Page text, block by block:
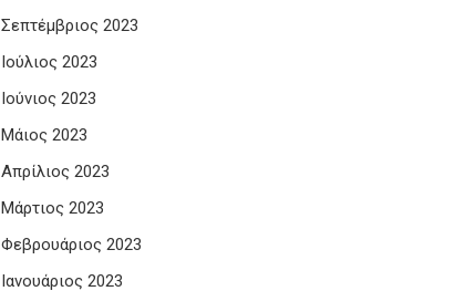
Σεπτέμβριος 2023
Ιούλιος 2023
Ιούνιος 2023
Μάιος 2023
Απρίλιος 2023
Μάρτιος 2023
Φεβρουάριος 2023
Ιανουάριος 2023